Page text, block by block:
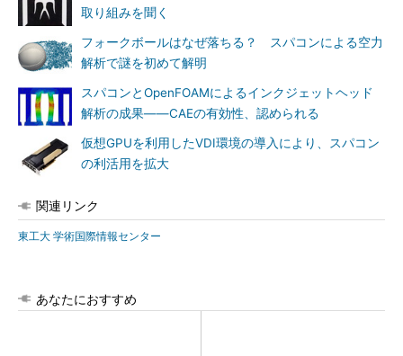
取り組みを聞く
フォークボールはなぜ落ちる？ スパコンによる空力
解析で謎を初めて解明
スパコンとOpenFOAMによるインクジェットヘッド
解析の成果――CAEの有効性、認められる
仮想GPUを利用したVDI環境の導入により、スパコン
の利活用を拡大
関連リンク
東工大 学術国際情報センター
あなたにおすすめ